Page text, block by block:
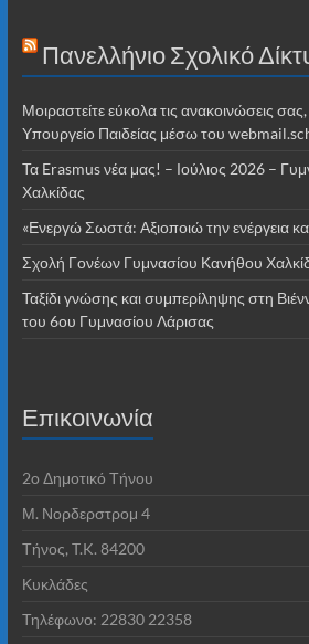
Πανελλήνιο Σχολικό
Μοιραστείτε εύκολα τις ανακοινώσεις
Υπουργείο Παιδείας μέσω του
Τα Erasmus νέα μας! – Ιούλιος 2026 –
Χαλκίδας
«Ενεργώ Σωστά: Αξιοποιώ την ενέργεια
Σχολή Γονέων Γυμνασίου Κανήθου
Ταξίδι γνώσης και συμπερίληψης στη
του 6ου Γυμνασίου Λάρισας
Επικοινωνία
2o Δημοτικό Τήνου
Μ. Νορδερστρομ 4
Τήνος, T.K. 84200
Κυκλάδες
Τηλέφωνο: 22830 22358